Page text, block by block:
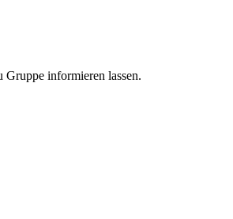
informieren lassen.